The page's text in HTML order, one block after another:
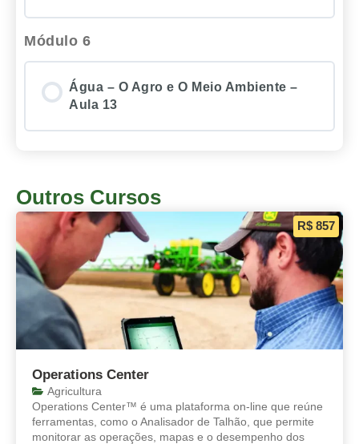
Módulo 6
Água – O Agro e O Meio Ambiente –
Aula 13
Outros Cursos
R$ 857
Operations Center
Agricultura
Operations Center™ é uma plataforma on-line que reúne
ferramentas, como o Analisador de Talhão, que permite
monitorar as operações, mapas e o desempenho dos